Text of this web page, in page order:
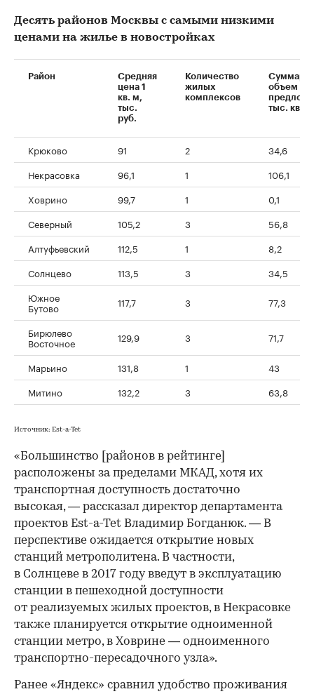
Десять районов Москвы с самыми низкими
ценами на жилье в новостройках
Район
Средняя
цена 1
кв. м,
тыс.
руб.
Количество
жилых
комплексов
объем
тыс. кв. м
Крюково 91 2
34,6
Некрасовка
96,1 1
106,1
Ховрино
99,7 1
0,1
Северный
105,2 3
56,8
Алтуфьевский
112,5 1
8,2
Солнцево
113,5 3
34,5
Южное
Бутово 117,7 3 77,3
Бирюлево
Восточное 129,9 3 71,7
Марьино 131,8 1
43
Митино
132,2 3 63,8
Источник: Est-a-Tet
«Большинство [районов в рейтинге]
расположены за пределами МКАД, хотя их
транспортная доступность достаточно
высокая, — рассказал директор департамента
проектов Est-a-Tet Владимир Богданюк. — В
перспективе ожидается открытие новых
станций метрополитена. В частности,
в Солнцеве в 2017 году введут в эксплуатацию
станции в пешеходной доступности
от реализуемых жилых проектов, в Некрасовке
также планируется открытие одноименной
станции метро, в Ховрине — одноименного
транспортно-пересадочного узла».
Ранее «Яндекс» сравнил удобство проживания